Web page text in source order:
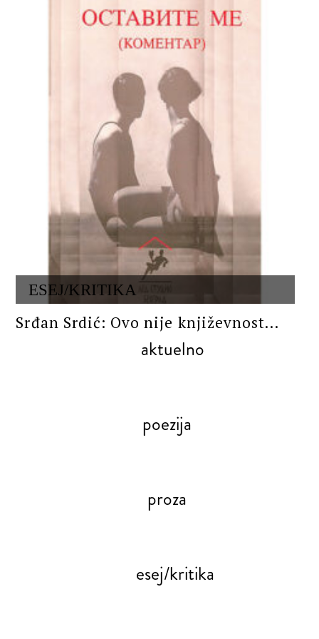
ESEJ/KRITIKA
Srđan Srdić: Ovo nije književnost...
aktuelno
poezija
proza
esej/kritika